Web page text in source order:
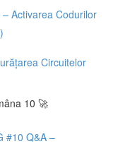
Activarea Codurilor
Circuitelor
10 🚀
#10 Q&A –